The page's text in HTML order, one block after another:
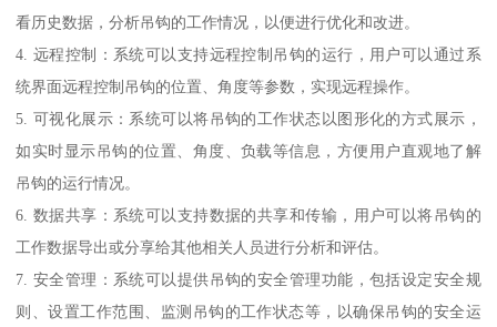
看历史数据，分析吊钩的工作情况，以便进行优化和改进。
4. 远程控制：系统可以支持远程控制吊钩的运行，用户可以通过系
统界面远程控制吊钩的位置、角度等参数，实现远程操作。
5. 可视化展示：系统可以将吊钩的工作状态以图形化的方式展示，
如实时显示吊钩的位置、角度、负载等信息，方便用户直观地了解
吊钩的运行情况。
6. 数据共享：系统可以支持数据的共享和传输，用户可以将吊钩的
工作数据导出或分享给其他相关人员进行分析和评估。
7. 安全管理：系统可以提供吊钩的安全管理功能，包括设定安全规
则、设置工作范围、监测吊钩的工作状态等，以确保吊钩的安全运